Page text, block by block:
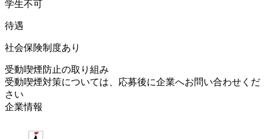
学生不可
待遇
社会保険制度あり
受動喫煙防止の取り組み
受動喫煙対策については、応募後に企業へお問い合わせくだ
さい
企業情報